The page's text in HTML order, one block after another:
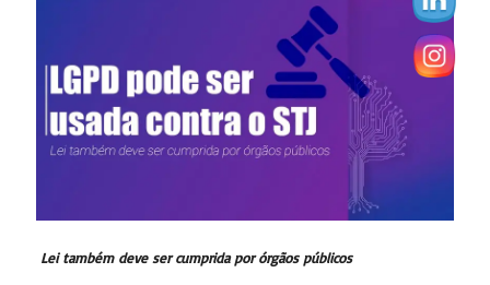
Lei também deve ser cumprida por órgãos públicos